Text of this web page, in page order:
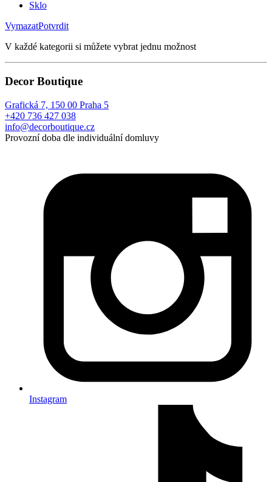
Sklo
VymazatPotvrdit
V každé kategorii si můžete vybrat jednu možnost
Decor Boutique
Grafická 7, 150 00 Praha 5
+420 736 427 038
info@decorboutique.cz
Provozní doba dle individuální domluvy
Instagram